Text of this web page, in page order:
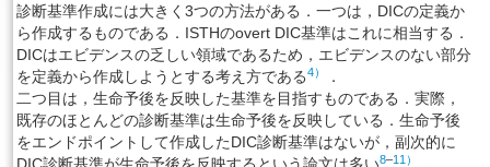
診断基準作成には大きく3つの方法がある．一つは，DICの定義か
ら作成するものである．ISTHのovert DIC基準はこれに相当する．
DICはエビデンスの乏しい領域であるため，エビデンスのない部分
を定義から作成しようとする考え方である4）
．
二つ目は，生命予後を反映した基準を目指すものである．実際，
既存のほとんどの診断基準は生命予後を反映している．生命予後
をエンドポイントして作成したDIC診断基準はないが，副次的に
DIC診断基準が生命予後を反映するという論文は多い8–11）
．